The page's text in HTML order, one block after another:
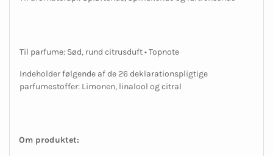
Til parfume: Sød, rund citrusduft • Topnote
Indeholder følgende af de 26 deklarationspligtige
parfumestoffer: Limonen, linalool og citral
Om produktet: